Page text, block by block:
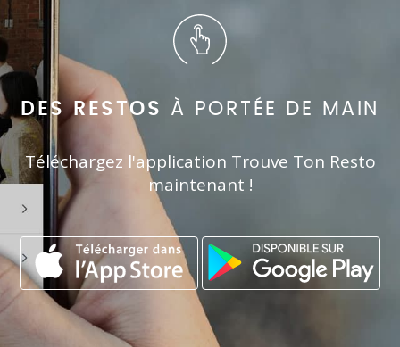
DES RESTOS À PORTÉE DE MAIN
Téléchargez l'application Trouve Ton Resto
maintenant !